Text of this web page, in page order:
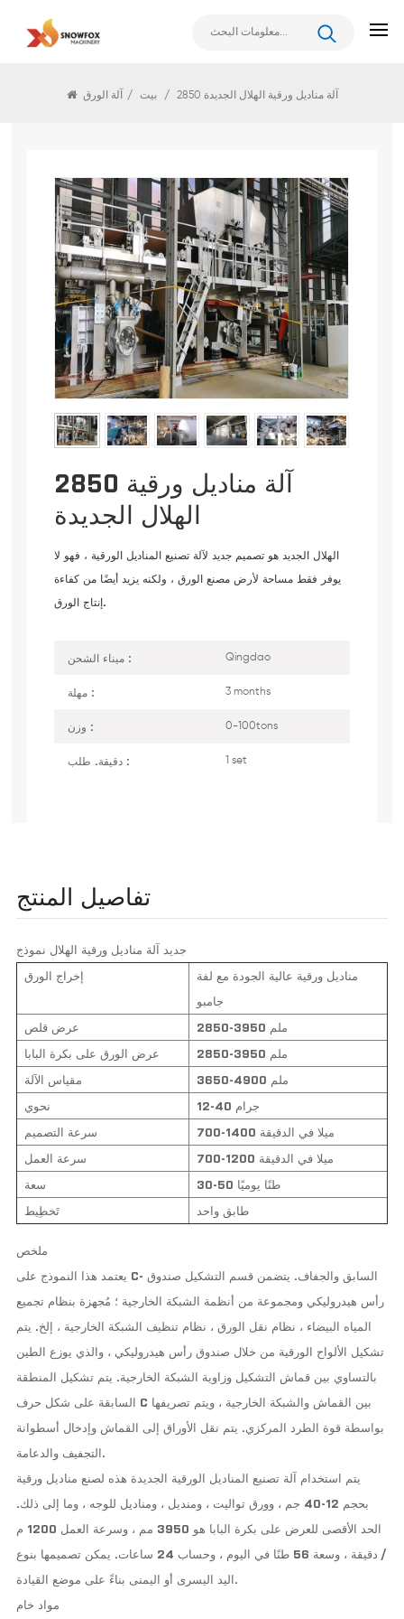
بيت / آلة الورق / 2850 آلة مناديل ورقية الهلال الجديدة
2850 آلة مناديل ورقية
الهلال الجديدة
الهلال الجديد هو تصميم جديد لآلة تصنيع المناديل الورقية ، فهو لا
يوفر فقط مساحة لأرض مصنع الورق ، ولكنه يزيد أيضًا من كفاءة
إنتاج الورق.
ميناء الشحن : Qingdao
مهلة : 3 months
وزن : 0-100tons
دقيقة. طلب : 1 set
تفاصيل المنتج
جديد آلة مناديل ورقية الهلال نموذج
إخراج الورق
مناديل ورقية عالية الجودة مع لفة
جامبو
عرض قلص
2850-3950 ملم
عرض الورق على بكرة البابا
2850-3950 ملم
مقياس الآلة
3650-4900 ملم
نحوي
12-40 جرام
سرعة التصميم
700-1400 ميلا في الدقيقة
سرعة العمل
700-1200 ميلا في الدقيقة
سعة
30-50 طنًا يوميًا
تَخطِيط
طابق واحد
ملخص
يعتمد هذا النموذج على C- السابق والجفاف. يتضمن قسم التشكيل صندوق
رأس هيدروليكي ومجموعة من أنظمة الشبكة الخارجية ؛ مُجهزة بنظام تجميع
المياه البيضاء ، نظام نقل الورق ، نظام تنظيف الشبكة الخارجية ، إلخ. يتم
تشكيل الألواح الورقية من خلال صندوق رأس هيدروليكي ، والذي يوزع الطين
بالتساوي بين قماش التشكيل وزاوية الشبكة الخارجية. يتم تشكيل المنطقة
السابقة على شكل حرف C بين القماش والشبكة الخارجية ، ويتم تصريفها
بواسطة قوة الطرد المركزي. يتم نقل الأوراق إلى القماش وإدخال أسطوانة
التجفيف والدعامة.
يتم استخدام آلة تصنيع المناديل الورقية الجديدة هذه لصنع مناديل ورقية
بحجم 12-40 جم ، وورق تواليت ، ومنديل ، ومناديل للوجه ، وما إلى ذلك.
الحد الأقصى للعرض على بكرة البابا هو 3950 مم ، وسرعة العمل 1200 م
/ دقيقة ، وسعة 56 طنًا في اليوم ، وحساب 24 ساعات. يمكن تصميمها بنوع
اليد اليسرى أو اليمنى بناءً على موضع القيادة.
مواد خام